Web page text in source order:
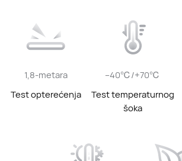
1,8-metara
Test opterećenja
–40℃/+70℃
Test temperaturnog
šoka